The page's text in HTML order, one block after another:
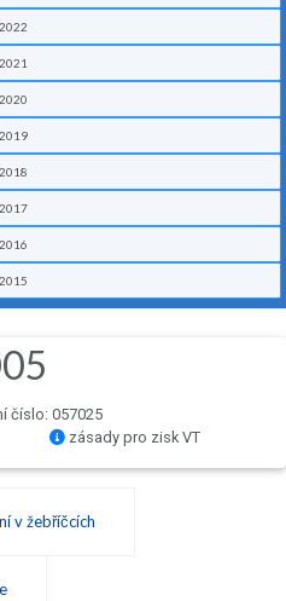
2022
2021
2020
2019
2018
2017
2016
2015
číslo: 057025
zásady pro zisk VT
v žebříčcích